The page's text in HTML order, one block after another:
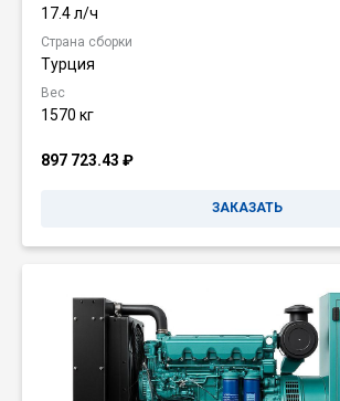
17.4 л/ч
Страна сборки
Турция
Вес
1570 кг
897 723.43 ₽
ЗАКАЗАТЬ